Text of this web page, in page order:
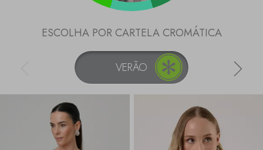
ESCOLHA POR CARTELA CROMÁTICA
VERÃO